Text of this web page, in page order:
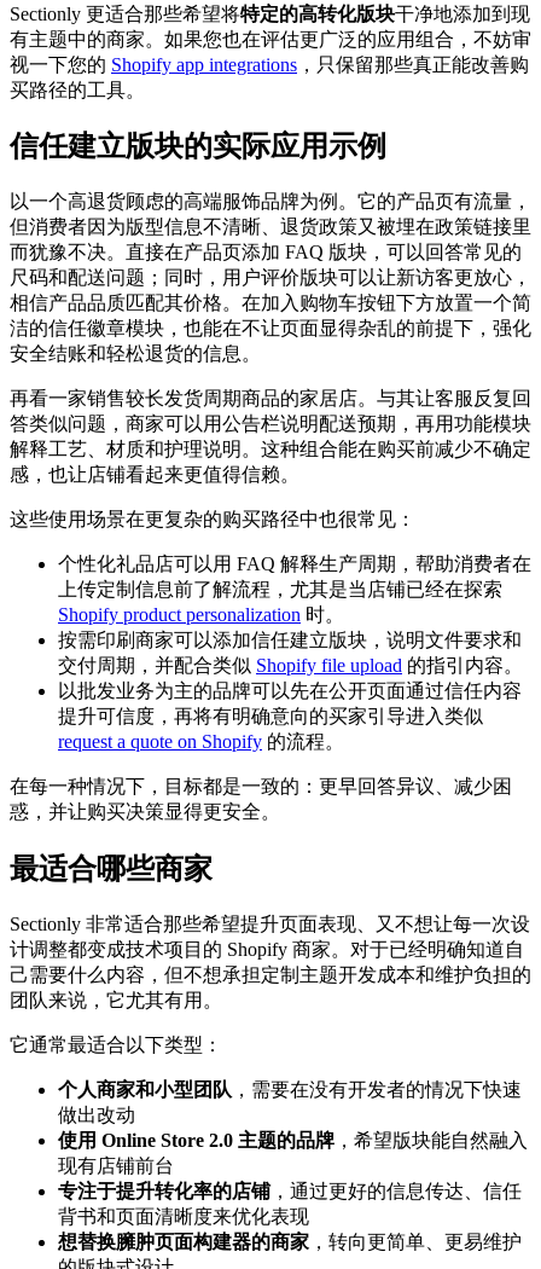
Sectionly 更适合那些希望将特定的高转化版块干净地添加到现
有主题中的商家。如果您也在评估更广泛的应用组合，不妨审
视一下您的 Shopify app integrations ，只保留那些真正能改善购
买路径的工具。
信任建立版块的实际应用示例
以一个高退货顾虑的高端服饰品牌为例。它的产品页有流量，
但消费者因为版型信息不清晰、退货政策又被埋在政策链接里
而犹豫不决。直接在产品页添加 FAQ 版块，可以回答常见的
尺码和配送问题；同时，用户评价版块可以让新访客更放心，
相信产品品质匹配其价格。在加入购物车按钮下方放置一个简
洁的信任徽章模块，也能在不让页面显得杂乱的前提下，强化
安全结账和轻松退货的信息。
再看一家销售较长发货周期商品的家居店。与其让客服反复回
答类似问题，商家可以用公告栏说明配送预期，再用功能模块
解释工艺、材质和护理说明。这种组合能在购买前减少不确定
感，也让店铺看起来更值得信赖。
这些使用场景在更复杂的购买路径中也很常见：
个性化礼品店可以用 FAQ 解释生产周期，帮助消费者在
上传定制信息前了解流程，尤其是当店铺已经在探索
Shopify product personalization 时。
按需印刷商家可以添加信任建立版块，说明文件要求和
交付周期，并配合类似 Shopify file upload 的指引内容。
以批发业务为主的品牌可以先在公开页面通过信任内容
提升可信度，再将有明确意向的买家引导进入类似
request a quote on Shopify 的流程。
在每一种情况下，目标都是一致的：更早回答异议、减少困
惑，并让购买决策显得更安全。
最适合哪些商家
Sectionly 非常适合那些希望提升页面表现、又不想让每一次设
计调整都变成技术项目的 Shopify 商家。对于已经明确知道自
己需要什么内容，但不想承担定制主题开发成本和维护负担的
团队来说，它尤其有用。
它通常最适合以下类型：
个人商家和小型团队 ，需要在没有开发者的情况下快速
做出改动
使用 Online Store 2.0 主题的品牌 ，希望版块能自然融入
现有店铺前台
专注于提升转化率的店铺，通过更好的信息传达、信任
背书和页面清晰度来优化表现
想替换臃肿页面构建器的商家 ，转向更简单、更易维护